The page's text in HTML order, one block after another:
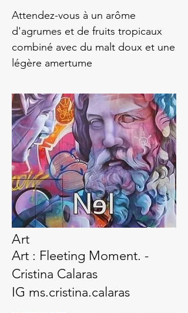
Attendez-vous à un arôme
d'agrumes et de fruits tropicaux
combiné avec du malt doux et une
légère amertume
Art
Art : Fleeting Moment. -
Cristina Calaras
IG ms.cristina.calaras